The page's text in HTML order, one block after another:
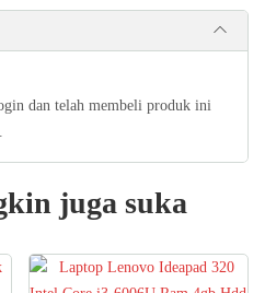
dan telah membeli produk ini
juga suka